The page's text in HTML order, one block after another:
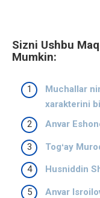
Sizni Ushbu
Mumkin:
Muchallar
xarakterini
Anvar
Togʻay
Husniddin
Anvar